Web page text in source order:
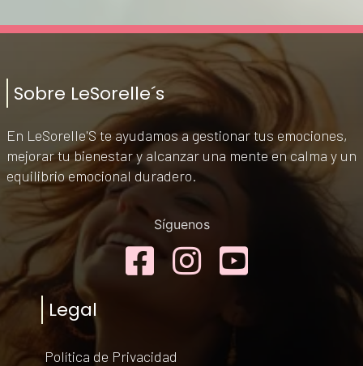
Sobre LeSorelle´s
En LeSorelle'S te ayudamos a gestionar tus emociones,
mejorar tu bienestar y alcanzar una mente en calma y un
equilibrio emocional duradero.
Síguenos
Facebook
Instagram
Legal
Política de Privacidad